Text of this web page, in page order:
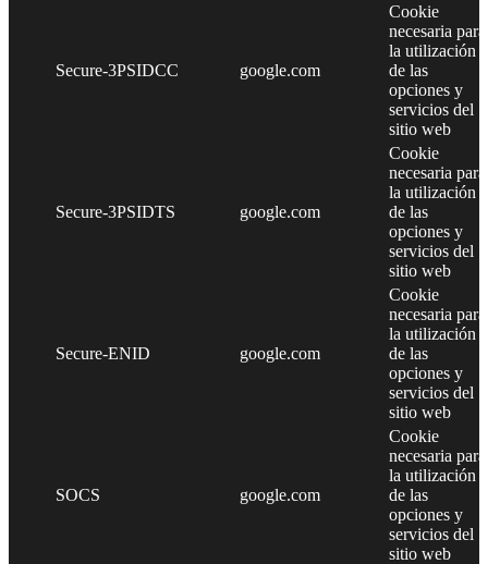
Secure-3PSIDCC google.com
Cookie
necesaria para
la utilización
de las
opciones y
servicios del
sitio web
Secure-3PSIDTS google.com
Cookie
necesaria para
la utilización
de las
opciones y
servicios del
sitio web
Secure-ENID google.com
Cookie
necesaria para
la utilización
de las
opciones y
servicios del
sitio web
SOCS google.com
Cookie
necesaria para
la utilización
de las
opciones y
servicios del
sitio web